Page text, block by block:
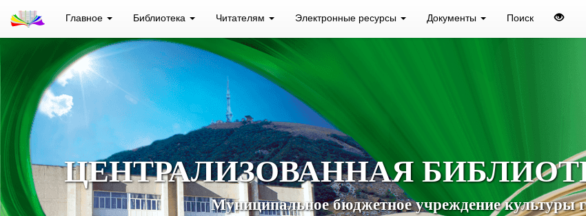
Главное Библиотека Читателям Электронные ресурсы Документы Поиск
ЦЕНТРАЛИЗОВАННАЯ
Муниципальное бюджетное учреждение культуры